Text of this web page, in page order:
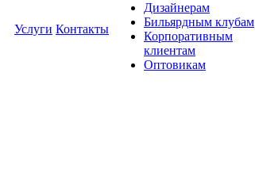
Услуги Контакты
Дизайнерам
Бильярдным клубам
Корпоративным
клиентам
Оптовикам